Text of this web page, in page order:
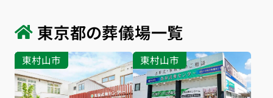
東京都の葬儀場一覧
東村山市 東村山市